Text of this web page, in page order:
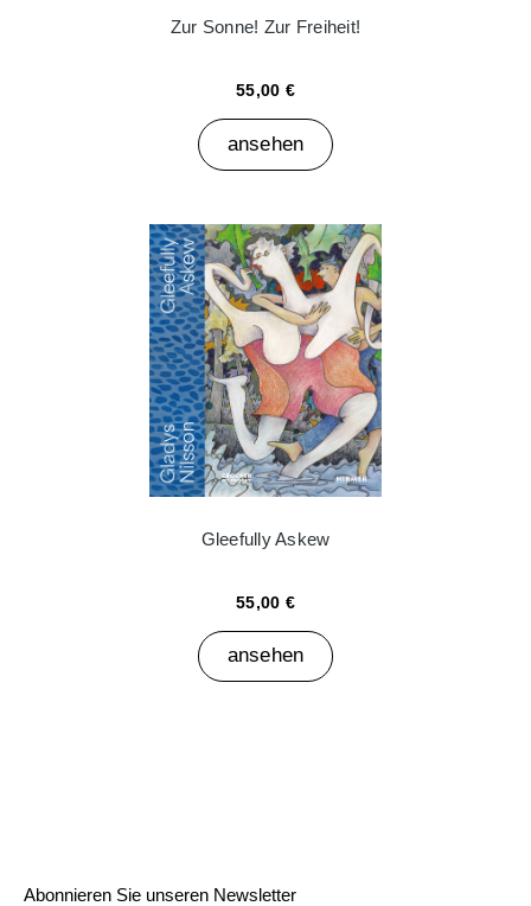
Zur Sonne! Zur Freiheit!
55,00 €
ansehen
Gleefully Askew
55,00 €
ansehen
Abonnieren Sie unseren Newsletter